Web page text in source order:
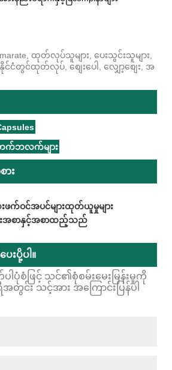
ထုတ်လုပ်သူများ, ပေးသွင်းသူများ,
င်ထုတ်လုပ်, စျေးပေါ, လျှော့စျေး, အ
တက်ဘလက်များ
း
ဝင်အပင်များထုတ်ယူမှုများ
အစာနှင့်အစာထည့်သည်
ေးပို့ပါ။
ါပုံစံဖြင့် သင်၏စုံစမ်းမေးမြန်းမှုကို
အတွင်း သင့်အား အကြောင်းပြန်ပါ